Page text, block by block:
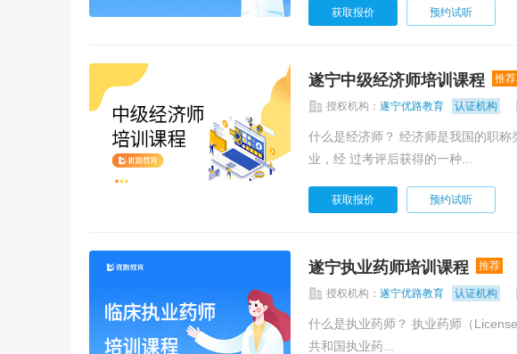
获取报价 预约试听
遂宁中级经济师培训课程 推荐
授权机构： 遂宁优路教育 认证机构
什么是经济师？ 经济师是我国的职称类之一， 分为初级、中级、高级三个 级别。即从事经济专
业，经 过考评后获得的一种...
获取报价 预约试听
遂宁执业药师培训课程 推荐
授权机构： 遂宁优路教育 认证机构
什么是执业药师？ 执业药师（Licensed Pharmacist）是指经全国统一考试合格，取得《中华人民
共和国执业药...